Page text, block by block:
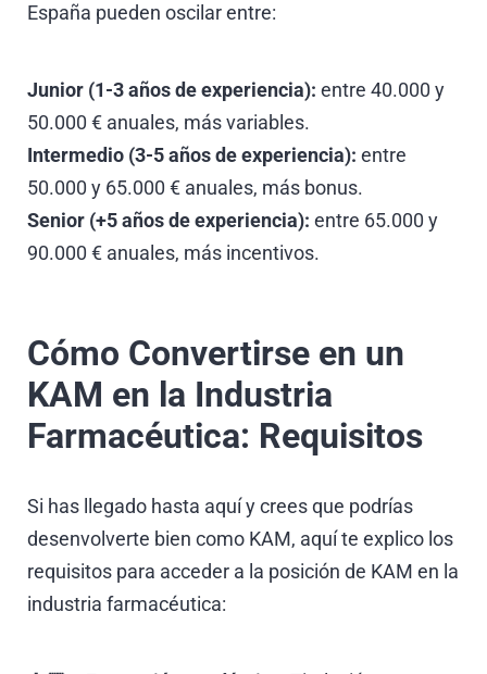
España pueden oscilar entre:
Junior (1-3 años de experiencia): entre 40.000 y
50.000 € anuales, más variables.
Intermedio (3-5 años de experiencia): entre
50.000 y 65.000 € anuales, más bonus.
Senior (+5 años de experiencia): entre 65.000 y
90.000 € anuales, más incentivos.
Cómo Convertirse en un
KAM en la Industria
Farmacéutica: Requisitos
Si has llegado hasta aquí y crees que podrías
desenvolverte bien como KAM, aquí te explico los
requisitos para acceder a la posición de KAM en la
industria farmacéutica: